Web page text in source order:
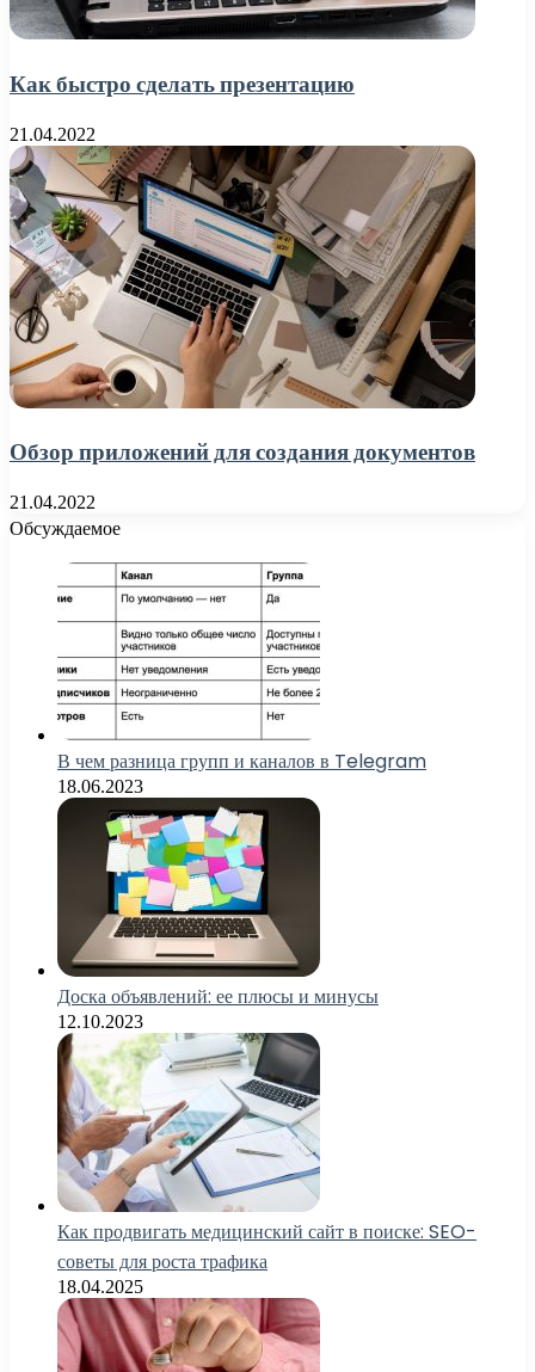
Как быстро сделать презентацию
21.04.2022
Обзор приложений для создания документов
21.04.2022
Обсуждаемое
В чем разница групп и каналов в Telegram
18.06.2023
Доска объявлений: ее плюсы и минусы
12.10.2023
Как продвигать медицинский сайт в поиске: SEO-
советы для роста трафика
18.04.2025